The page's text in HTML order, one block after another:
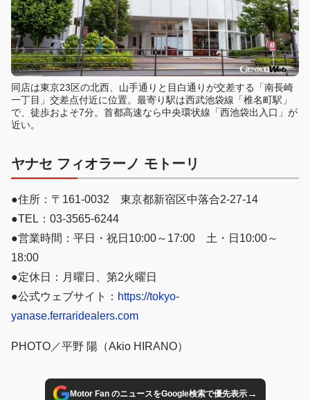
同店は東京23区の北西、山手通りと目白通りが交差する「南長崎
一丁目」交差点付近に位置。最寄り駅は西武池袋線「椎名町駅」
で、徒歩およそ7分。首都高速なら中央環状線「西池袋出入口」が
近い。
ヤナセ フィオラーノ モトーリ
●住所：〒161-0032 東京都新宿区中落合2-27-14
●TEL：03-3565-6244
●営業時間：平日・祝日10:00～17:00 土・日10:00～
18:00
●定休日：月曜日、第2火曜日
●公式ウェブサイト： https://tokyo-
yanase.ferraridealers.com
PHOTO／平野 陽（Akio HIRANO）
Motor Fan のニュースをGoogle検索で優先表示→